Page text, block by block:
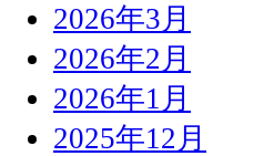
2026年3月
2026年2月
2026年1月
2025年12月